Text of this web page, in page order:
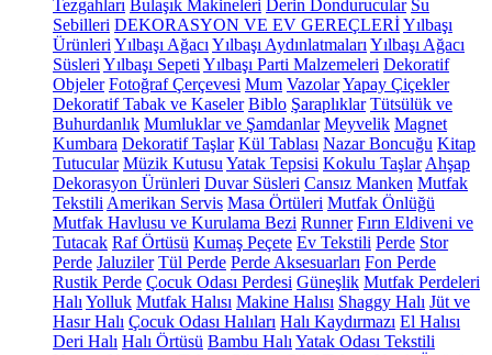
Tezgahları Bulaşık Makineleri Derin Dondurucular Su
Sebilleri DEKORASYON VE EV GEREÇLERİYılbaşı
Ürünleri Yılbaşı Ağacı Yılbaşı Aydınlatmaları Yılbaşı Ağacı
Süsleri Yılbaşı Sepeti Yılbaşı Parti Malzemeleri Dekoratif
Objeler Fotoğraf Çerçevesi Mum VazolarYapay Çiçekler
Dekoratif Tabak ve Kaseler Biblo Şaraplıklar Tütsülük ve
Buhurdanlık Mumluklar ve Şamdanlar Meyvelik Magnet
Kumbara Dekoratif Taşlar Kül Tablası Nazar Boncuğu Kitap
Tutucular Müzik Kutusu Yatak Tepsisi Kokulu Taşlar Ahşap
Dekorasyon Ürünleri Duvar Süsleri Cansız Manken Mutfak
Tekstili Amerikan Servis Masa Örtüleri Mutfak Önlüğü
Mutfak Havlusu ve Kurulama Bezi Runner Fırın Eldiveni ve
Tutacak Raf Örtüsü Kumaş Peçete Ev Tekstili Perde Stor
Perde Jaluziler Tül Perde Perde Aksesuarları Fon Perde
Rustik Perde Çocuk Odası Perdesi Güneşlik Mutfak Perdeleri
Halı Yolluk Mutfak Halısı Makine Halısı Shaggy Halı Jüt ve
Hasır Halı Çocuk Odası Halıları Halı Kaydırmazı El Halısı
Deri Halı Halı Örtüsü Bambu Halı Yatak Odası Tekstili